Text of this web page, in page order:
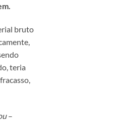
bruto
teria
–